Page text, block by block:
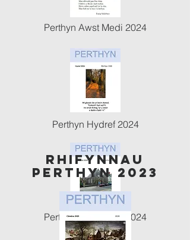
Perthyn Awst Medi 2024
Perthyn Hydref 2024
Perthyn Tachwedd 2024
rHifyNnau
Perthyn 2023